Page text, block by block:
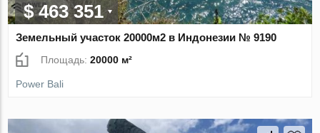
$ 463 351
Земельный участок 20000м2 в Индонезии № 9190
Площадь:20000 м²
Power Bali